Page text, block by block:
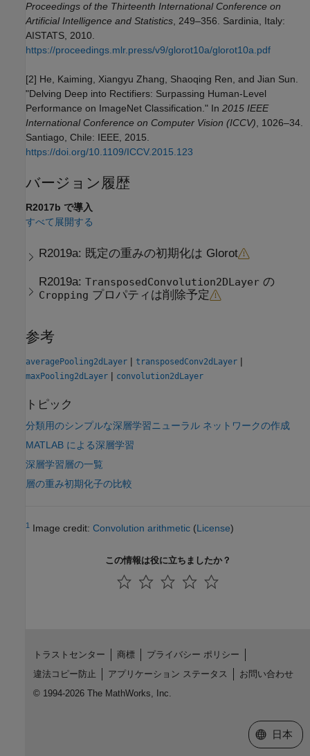
Proceedings of the Thirteenth International Conference on
Artificial Intelligence and Statistics , 249–356. Sardinia, Italy:
AISTATS, 2010.
https://proceedings.mlr.press/v9/glorot10a/glorot10a.pdf
[2] He, Kaiming, Xiangyu Zhang, Shaoqing Ren, and Jian Sun.
"Delving Deep into Rectifiers: Surpassing Human-Level
Performance on ImageNet Classification." In 2015 IEEE
International Conference on Computer Vision (ICCV) , 1026–34.
Santiago, Chile: IEEE, 2015.
https://doi.org/10.1109/ICCV.2015.123
バージョン履歴
R2017b で導入
すべて展開する
R2019a: 既定の重みの初期化は Glorot
R2019a:TransposedConvolution2DLayer の
Cropping プロパティは削除予定
参考
averagePooling2dLayer | transposedConv2dLayer |
maxPooling2dLayer | convolution2dLayer
トピック
分類用のシンプルな深層学習ニューラル ネットワークの作成
MATLAB による深層学習
深層学習層の一覧
層の重み初期化子の比較
1 Image credit: Convolution arithmetic (License)
この情報は役に立ちましたか？
トラストセンター 商標
プライバシー ポリシー
違法コピー防止
アプリケーション ステータス
お問い合わせ
© 1994-2026 The MathWorks, Inc.
Web サイ
日本